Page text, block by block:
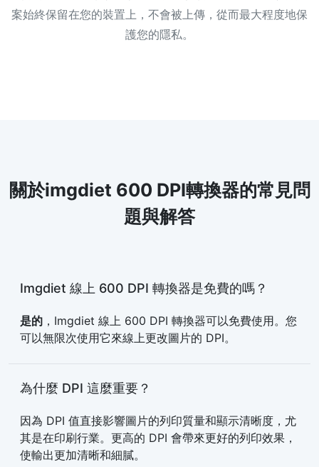
案始終保留在您的裝置上，不會被上傳，從而最大程度地保
護您的隱私。
關於imgdiet 600 DPI轉換器的常見問
題與解答
Imgdiet 線上 600 DPI 轉換器是免費的嗎？
是的 ，Imgdiet 線上 600 DPI 轉換器可以免費使用。您
可以無限次使用它來線上更改圖片的 DPI。
為什麼 DPI 這麼重要？
因為 DPI 值直接影響圖片的列印質量和顯示清晰度，尤
其是在印刷行業。更高的 DPI 會帶來更好的列印效果，
使輸出更加清晰和細膩。